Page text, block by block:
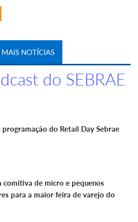
MAIS NOTÍCIAS
do SEBRAE
programação do Retail Day Sebrae
comitiva de micro e pequenos
para a maior feira de varejo do